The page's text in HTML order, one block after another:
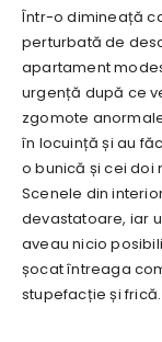
Într-o dimineață
perturbată de
apartament
urgență după ce
zgomote
în locuință și au
o bunică și cei doi
Scenele din
devastatoare, iar
aveau nicio
șocat întreaga
stupefacție și frică.